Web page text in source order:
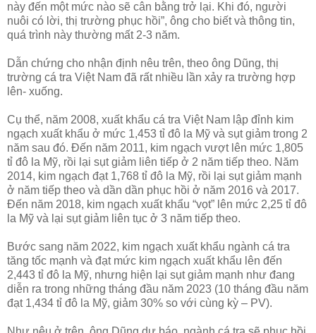
này đến một mức nào sẽ cân bằng trở lại. Khi đó, người
nuôi có lời, thị trường phục hồi”, ông cho biết và thông tin,
quá trình này thường mất 2-3 năm.
Dẫn chứng cho nhận định nêu trên, theo ông Dũng, thị
trường cá tra Việt Nam đã rất nhiều lần xảy ra trường hợp
lên- xuống.
Cụ thể, năm 2008, xuất khẩu cá tra Việt Nam lập đỉnh kim
ngạch xuất khẩu ở mức 1,453 tỉ đô la Mỹ và sụt giảm trong 2
năm sau đó. Đến năm 2011, kim ngạch vượt lên mức 1,805
tỉ đô la Mỹ, rồi lại sụt giảm liên tiếp ở 2 năm tiếp theo. Năm
2014, kim ngạch đạt 1,768 tỉ đô la Mỹ, rồi lại sụt giảm mạnh
ở năm tiếp theo và dần dần phục hồi ở năm 2016 và 2017.
Đến năm 2018, kim ngạch xuất khẩu “vọt” lên mức 2,25 tỉ đô
la Mỹ và lại sụt giảm liên tục ở 3 năm tiếp theo.
Bước sang năm 2022, kim ngạch xuất khẩu ngành cá tra
tăng tốc mạnh và đạt mức kim ngạch xuất khẩu lên đến
2,443 tỉ đô la Mỹ, nhưng hiện lại sụt giảm mạnh như đang
diễn ra trong những tháng đầu năm 2023 (10 tháng đầu năm
đạt 1,434 tỉ đô la Mỹ, giảm 30% so với cùng kỳ – PV).